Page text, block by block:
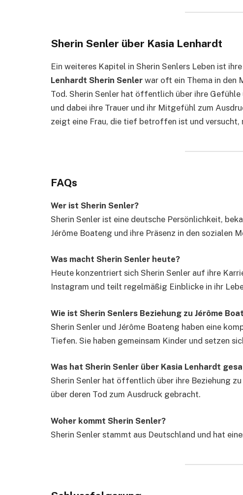
Sherin Senler über Kasia Lenhardt
Ein weiteres Kapitel in Sherin Senlers Leben ist
Lenhardt Sherin Senler war oft ein Thema in den
Tod. Sherin Senler hat öffentlich über ihre
und dabei ihre Trauer und ihr Mitgefühl zum
zeigt eine Frau, die tief betroffen ist und versucht,
FAQs
Wer ist Sherin Senler?
Sherin Senler ist eine deutsche Persönlichkeit,
Jérôme Boateng und ihre Präsenz in den sozialen
Was macht Sherin Senler heute?
Heute konzentriert sich Sherin Senler auf ihre
Instagram und teilt regelmäßig Einblicke in ihr
Wie ist Sherin Senlers Beziehung zu Jérôme
Sherin Senler und Jérôme Boateng haben eine
Tiefen. Sie haben gemeinsam Kinder und setzen
Was hat Sherin Senler über Kasia Lenhardt
Sherin Senler hat öffentlich über ihre Beziehung
über deren Tod zum Ausdruck gebracht.
Woher kommt Sherin Senler?
Sherin Senler stammt aus Deutschland und hat